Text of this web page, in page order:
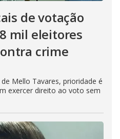
de votação
mil eleitores
crime
Mello Tavares, prioridade é
exercer direito ao voto sem